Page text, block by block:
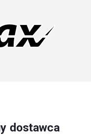
dostawca